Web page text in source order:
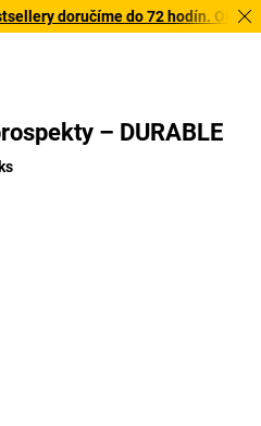
doručíme do 72 hodín. Objavte
– DURABLE